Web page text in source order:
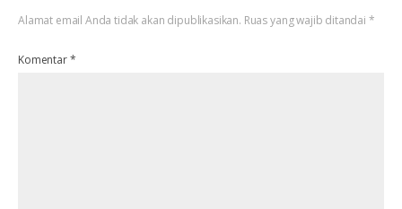
Alamat email Anda tidak akan dipublikasikan. Ruas yang wajib ditandai *
Komentar*